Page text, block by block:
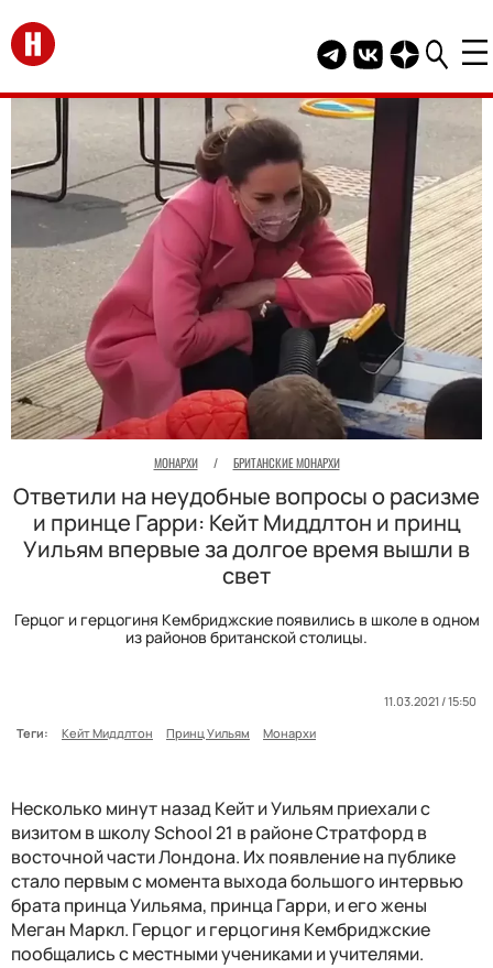
Перейти на главную
Telegram канал
Группа HELLO
Канал
МОНАРХИ / БРИТАНСКИЕ МОНАРХИ
Ответили на неудобные вопросы о расизме
и принце Гарри: Кейт Миддлтон и принц
Уильям впервые за долгое время вышли в
свет
Герцог и герцогиня Кембриджские появились в школе в одном
из районов британской столицы.
11.03.2021 / 15:50
Теги:
Кейт Миддлтон Принц Уильям Монархи
Несколько минут назад Кейт и Уильям приехали с
визитом в школу School 21 в районе Стратфорд в
восточной части Лондона. Их появление на публике
стало первым с момента выхода большого интервью
брата принца Уильяма, принца Гарри, и его жены
Меган Маркл. Герцог и герцогиня Кембриджские
пообщались с местными учениками и учителями.